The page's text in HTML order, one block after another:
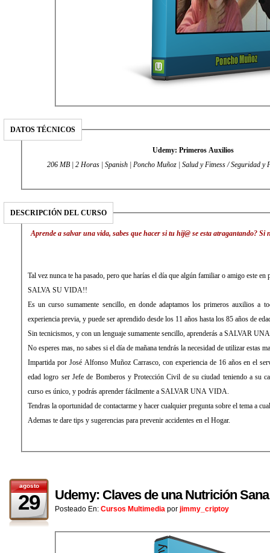
DATOS TÉCNICOS
Udemy: Primeros Auxilios
206 MB | 2 Horas | Spanish | Poncho Muñoz | Salud y Fitness / Seguridad y
DESCRIPCIÓN DEL CURSO
Aprende a salvar una vida, sabes que hacer si tu hij@ se esta atragantando? Si
Tal vez nunca te ha pasado, pero que harías el día que algún familiar o amigo este en
SALVA SU VIDA!!
Es un curso sumamente sencillo, en donde adaptamos los primeros auxilios a
experiencia previa, y puede ser aprendido desde los 11 años hasta los 85 años de
Sin tecnicismos, y con un lenguaje sumamente sencillo, aprenderás a SALVAR
No esperes mas, no sabes si el día de mañana tendrás la necesidad de utilizar estas
Impartida por José Alfonso Muñoz Carrasco, con experiencia de 16 años en el
edad logro ser Jefe de Bomberos y Protección Civil de su ciudad teniendo a su
curso es único, y podrás aprender fácilmente a SALVAR UNA VIDA.
Tendras la oportunidad de contactarme y hacer cualquier pregunta sobre el tema a
Ademas te dare tips y sugerencias para prevenir accidentes en el Hogar.
agosto
29 Udemy: Claves de una Nutrición Sana
Posteado En: Cursos Multimedia por jimmy_criptoy